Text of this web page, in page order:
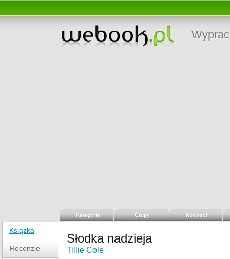
Kategorie Grupy Nowości
Książka
Recenzje
Słodka nadzieja
Tillie Cole